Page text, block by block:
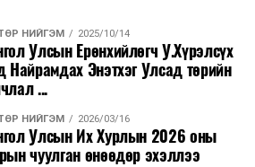
НИЙГЭМ 2025/10/14
Улсын Ерөнхийлөгч У.Хүрэлсүх
Найрамдах Энэтхэг Улсад төрийн
...
НИЙГЭМ 2026/03/16
Улсын Их Хурлын 2026 оны
чуулган өнөөдөр эхэллээ